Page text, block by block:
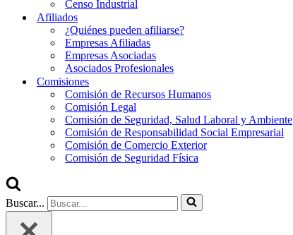
Censo Industrial
Afiliados
¿Quiénes pueden afiliarse?
Empresas Afiliadas
Empresas Asociadas
Asociados Profesionales
Comisiones
Comisión de Recursos Humanos
Comisión Legal
Comisión de Seguridad, Salud Laboral y Ambiente
Comisión de Responsabilidad Social Empresarial
Comisión de Comercio Exterior
Comisión de Seguridad Física
Buscar...